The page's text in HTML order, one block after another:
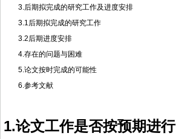
3.后期拟完成的研究工作及进度安排
3.1后期拟完成的研究工作
3.2后期进度安排
4.存在的问题与困难
5.论文按时完成的可能性
6.参考文献
1.论文工作是否按预期进行